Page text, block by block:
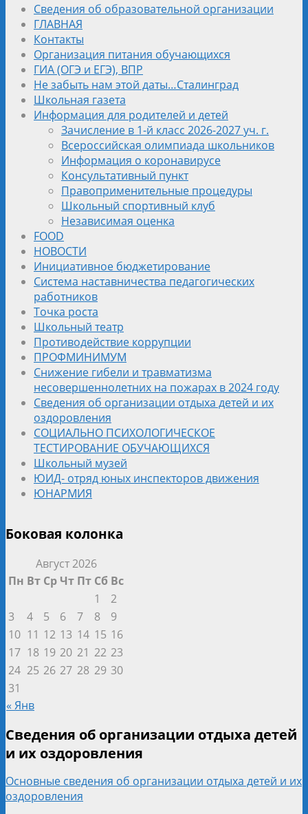
Сведения об образовательной организации
ГЛАВНАЯ
Контакты
Организация питания обучающихся
ГИА (ОГЭ и ЕГЭ), ВПР
Не забыть нам этой даты…Сталинград
Школьная газета
Информация для родителей и детей
Зачисление в 1-й класс 2026-2027 уч. г.
Всероссийская олимпиада школьников
Информация о коронавирусе
Консультативный пункт
Правоприменительные процедуры
Школьный спортивный клуб
Независимая оценка
FOOD
НОВОСТИ
Инициативное бюджетирование
Система наставничества педагогических
работников
Точка роста
Школьный театр
Противодействие коррупции
ПРОФМИНИМУМ
Снижение гибели и травматизма
несовершеннолетних на пожарах в 2024 году
Сведения об организации отдыха детей и их
оздоровления
СОЦИАЛЬНО ПСИХОЛОГИЧЕСКОЕ
ТЕСТИРОВАНИЕ ОБУЧАЮЩИХСЯ
Школьный музей
ЮИД- отряд юных инспекторов движения
ЮНАРМИЯ
Боковая колонка
Август 2026
Пн Вт Ср Чт Пт Сб Вс
1
2
3
4 5 6 7 8
9
10 11 12 13 14 15 16
17 18 19 20 21 22 23
24 25 26 27 28 29 30
31
« Янв
Сведения об организации отдыха детей
и их оздоровления
Основные сведения об организации отдыха детей и их
оздоровления